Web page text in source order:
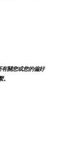
關您或您的偏好